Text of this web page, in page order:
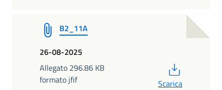
B2_11A
26-08-2025
Allegato 296.86 KB
formato jfif
Scarica